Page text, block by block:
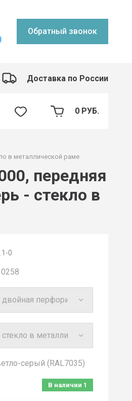
Обратный звонок
Доставка по России
0 РУБ.
в металлической раме
передняя
- стекло в
0
серый (RAL7035)
В наличии 1